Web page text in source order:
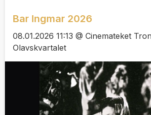
Bar Ingmar 2026
08.01.2026 11:13 @ Cinemateket
Olavskvartalet